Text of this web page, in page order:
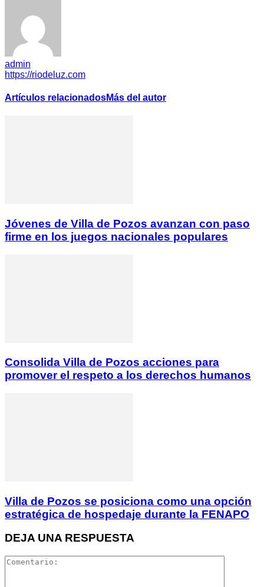
admin
https://riodeluz.com
Artículos relacionadosMás del autor
Jóvenes de Villa de Pozos avanzan con paso
firme en los juegos nacionales populares
Consolida Villa de Pozos acciones para
promover el respeto a los derechos humanos
Villa de Pozos se posiciona como una opción
estratégica de hospedaje durante la FENAPO
DEJA UNA RESPUESTA